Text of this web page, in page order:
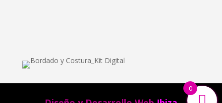
0